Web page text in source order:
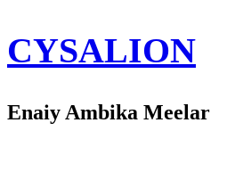
CYSALION
Enaiy Ambika Meelar